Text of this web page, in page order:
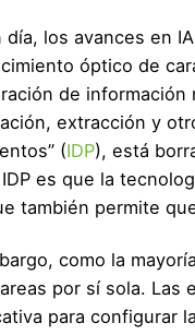
día, los avances en
óptico de
de información
extracción y
(IDP), está
es que la
también permite
como la
por sí sola. Las
para configurar